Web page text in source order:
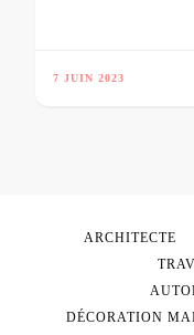
7 JUIN 2023
ARCHITECTE
DÉCORATION